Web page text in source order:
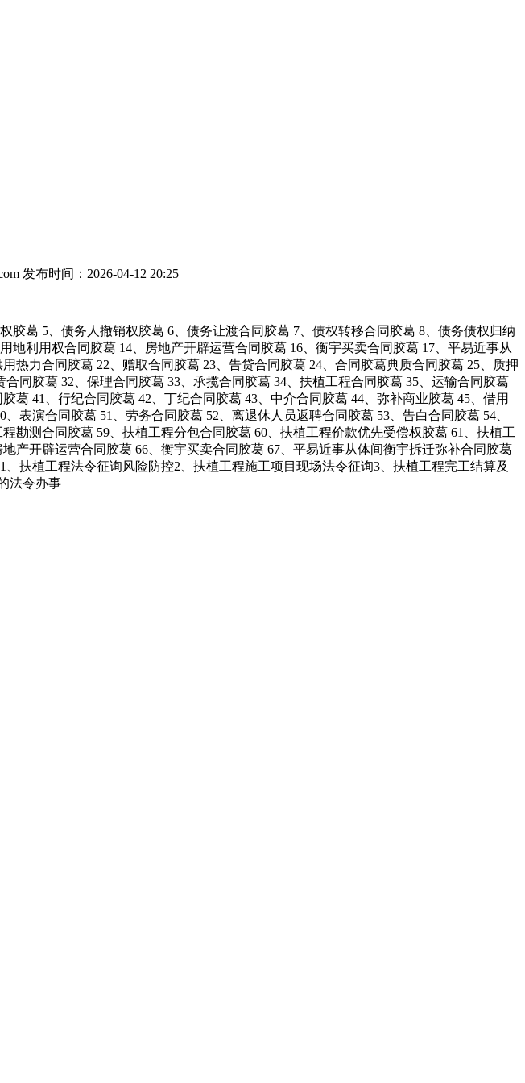
发布时间：2026-04-12 20:25
葛 5、债务人撤销权胶葛 6、债务让渡合同胶葛 7、债权转移合同胶葛 8、债务债权归纳
利用权合同胶葛 14、房地产开辟运营合同胶葛 16、衡宇买卖合同胶葛 17、平易近事从
热力合同胶葛 22、赠取合同胶葛 23、告贷合同胶葛 24、合同胶葛典质合同胶葛 25、质押
同胶葛 32、保理合同胶葛 33、承揽合同胶葛 34、扶植工程合同胶葛 35、运输合同胶葛
41、行纪合同胶葛 42、丁纪合同胶葛 43、中介合同胶葛 44、弥补商业胶葛 45、借用
表演合同胶葛 51、劳务合同胶葛 52、离退休人员返聘合同胶葛 53、告白合同胶葛 54、
勘测合同胶葛 59、扶植工程分包合同胶葛 60、扶植工程价款优先受偿权胶葛 61、扶植工
产开辟运营合同胶葛 66、衡宇买卖合同胶葛 67、平易近事从体间衡宇拆迁弥补合同胶葛
扶植工程法令征询风险防控2、扶植工程施工项目现场法令征询3、扶植工程完工结算及
法令办事